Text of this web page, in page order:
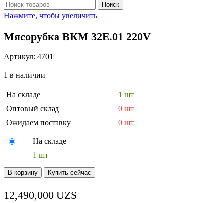
Поиск
Нажмите, чтобы увеличить
Мясорубка ВКМ 32E.01 220V
Артикул: 4701
1 в наличии
На складе
1 шт
Оптовый склад
0 шт
Ожидаем поставку
0 шт
На складе
1 шт
Количество
товара
ВКМ
В корзину Купить сейчас
12,490,000 UZS